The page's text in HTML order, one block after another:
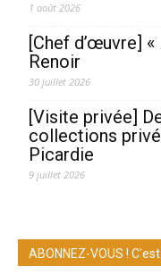
1 août 2026
[Chef d’œuvre] «
Renoir
30 juillet 2026
[Visite privée]
collections
Picardie
9 juillet 2026
ABONNEZ-VOUS !